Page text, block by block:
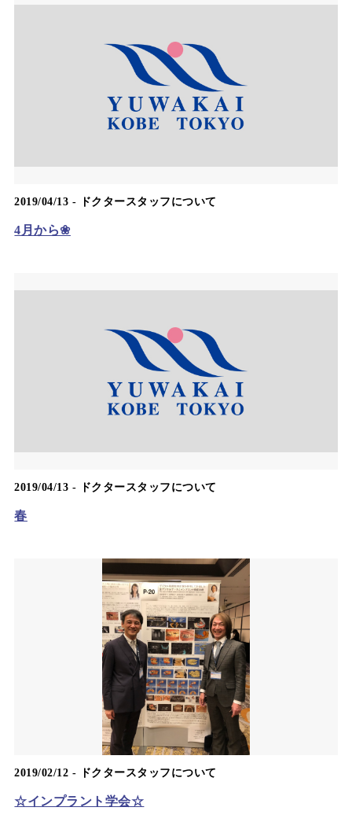
2019/04/13 - ドクタースタッフについて
4月から❀︎
2019/04/13 - ドクタースタッフについて
春
2019/02/12 - ドクタースタッフについて
☆インプラント学会☆